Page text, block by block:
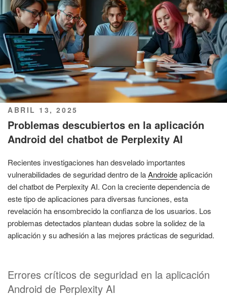
PUBLICADO
EL
ABRIL 13, 2025
Problemas descubiertos en la aplicación
Android del chatbot de Perplexity AI
Recientes investigaciones han desvelado importantes
vulnerabilidades de seguridad dentro de laAndroideaplicación
del chatbot de Perplexity AI. Con la creciente dependencia de
este tipo de aplicaciones para diversas funciones, esta
revelación ha ensombrecido la confianza de los usuarios. Los
problemas detectados plantean dudas sobre la solidez de la
aplicación y su adhesión a las mejores prácticas de seguridad.
Errores críticos de seguridad en la aplicación
Android de Perplexity AI